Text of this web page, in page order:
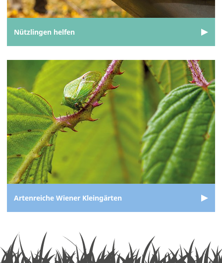
Nützlingen helfen
Artenreiche Wiener Kleingärten